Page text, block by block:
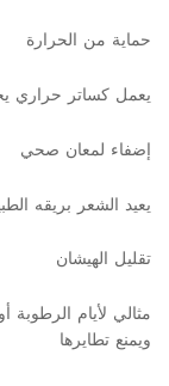
حماية من الحرارة
يعمل كساتر حراري
إضفاء لمعان صحي
يعيد الشعر بريقه
تقليل الهيشان
مثالي لأيام
ويمنع تطايرها